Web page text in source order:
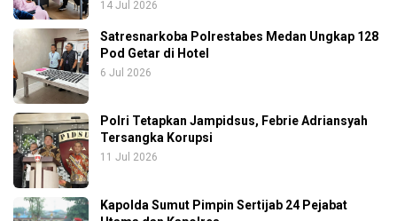
14 Jul 2026
Satresnarkoba Polrestabes Medan Ungkap 128
Pod Getar di Hotel
6 Jul 2026
Polri Tetapkan Jampidsus, Febrie Adriansyah
Tersangka Korupsi
11 Jul 2026
Kapolda Sumut Pimpin Sertijab 24 Pejabat